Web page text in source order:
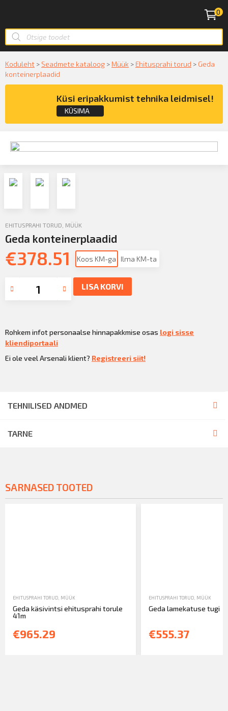
0
Koduleht > Seadmete kataloog > Müük > Ehitusprahi torud > Geda
konteinerplaadid
Küsi eripakkumist tehnika leidmisel!
KÜSIMA
EHITUSPRAHI TORUD MÜÜK
Geda konteinerplaadid
€378.51 Koos KM-ga Ilma KM-ta
LISA KORVI
Rohkem infot personaalse hinnapakkmise osas logi sisse
kliendiportaali
Ei ole veel Arsenali klient? Registreeri siit!
TEHNILISED ANDMED
TARNE
SARNASED TOOTED
EHITUSPRAHI TORUD MÜÜK
Geda käsivintsi ehitusprahi torule
41m
€965.29
EHITUSPRAHI TORUD, MÜÜK
Geda lamekatuse tugi
€555.37